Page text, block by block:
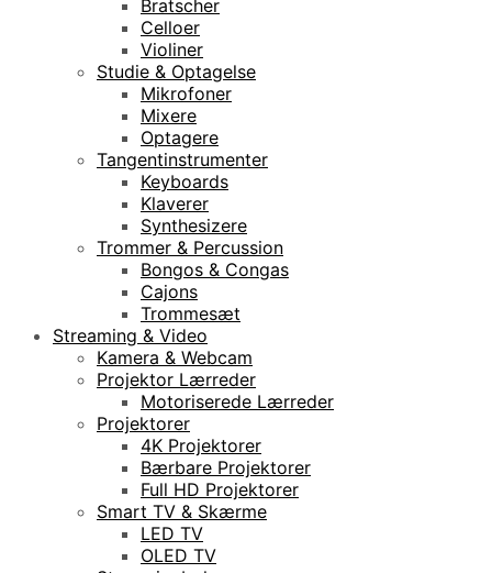
Bratscher
Celloer
Violiner
Studie & Optagelse
Mikrofoner
Mixere
Optagere
Tangentinstrumenter
Keyboards
Klaverer
Synthesizere
Trommer & Percussion
Bongos & Congas
Cajons
Trommesæt
Streaming & Video
Kamera & Webcam
Projektor Lærreder
Motoriserede Lærreder
Projektorer
4K Projektorer
Bærbare Projektorer
Full HD Projektorer
Smart TV & Skærme
LED TV
OLED TV